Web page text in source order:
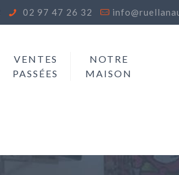
02 97 47 26 32
VENTES
PASSÉES
NOTRE
MAISON